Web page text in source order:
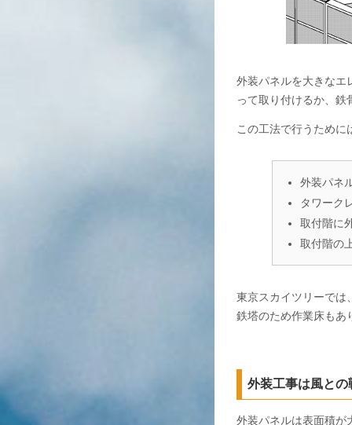
外装パネルを大きなエ
って取り付けるか、
この工法で行うため
外装パネ
タワーク
取付階に
取付階の
東京スカイツリーでは
鉄塔のため作業床もあ
外装工事は風との
外装パネルは表面積が